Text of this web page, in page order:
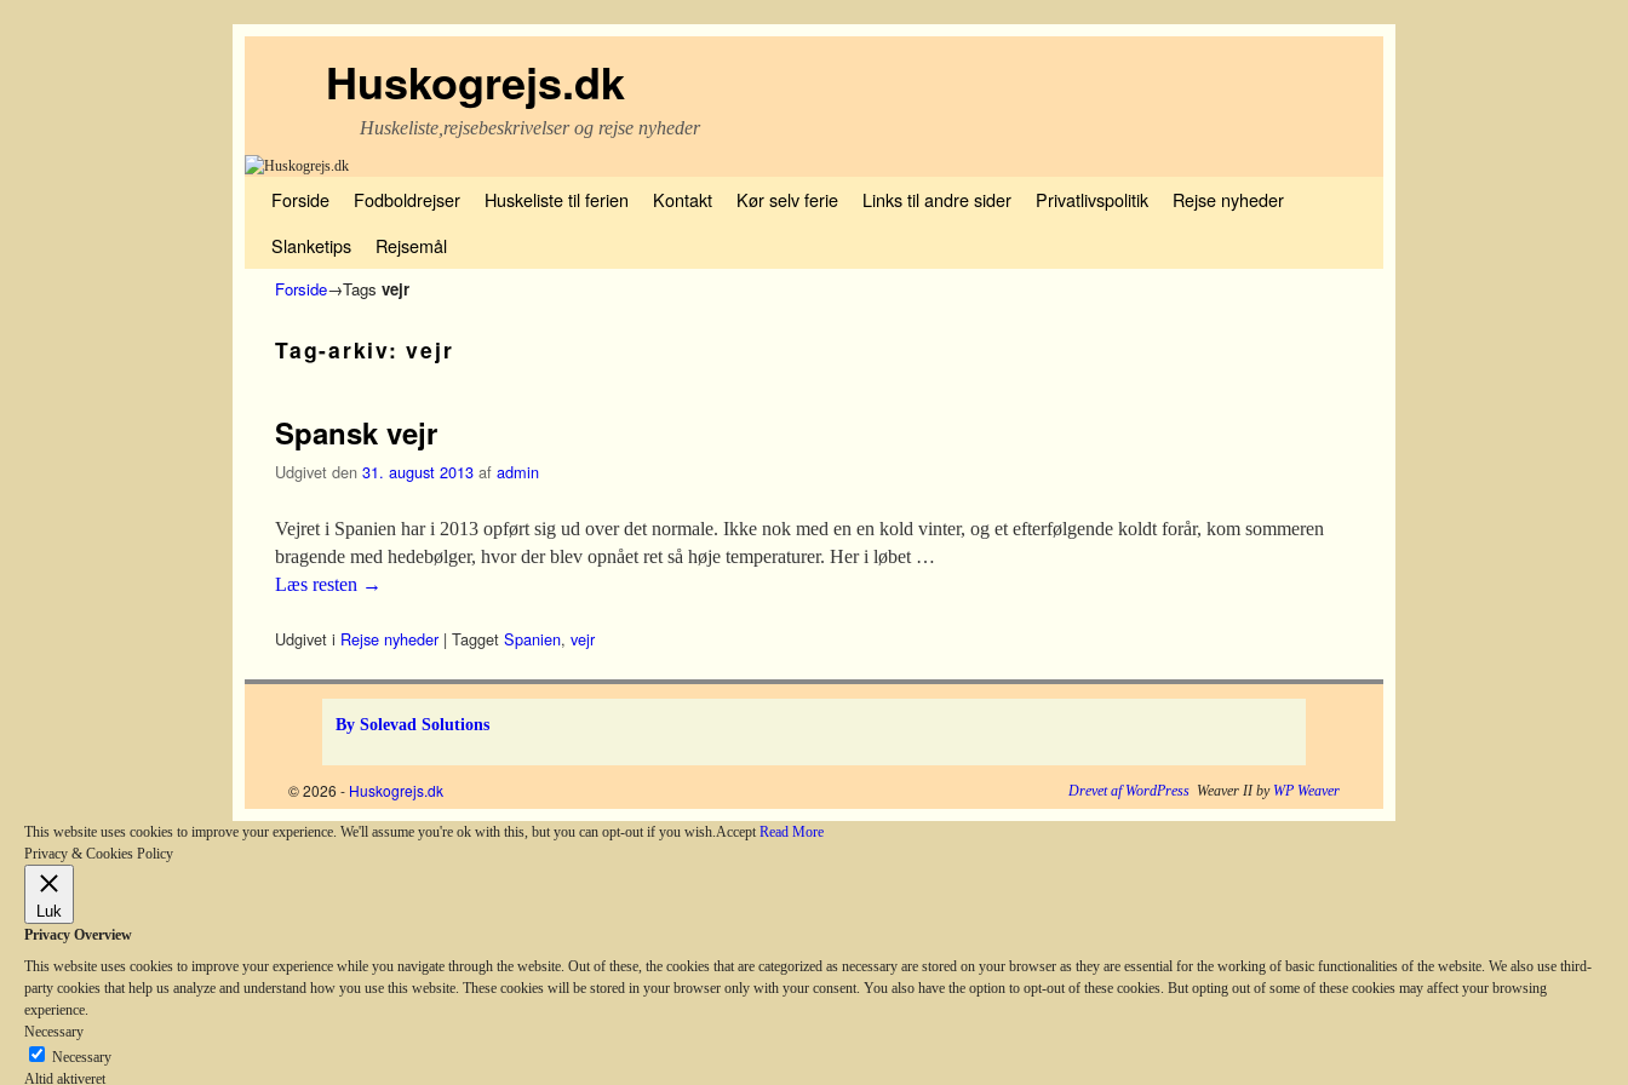
Huskogrejs.dk
Huskeliste,rejsebeskrivelser og rejse nyheder
Forside Fodboldrejser Huskeliste til ferien Kontakt Kør selv ferie Links til andre sider Privatlivspolitik
Rejse nyheder
Slanketips
Rejsemål
Forside→Tags vejr
Tag-arkiv:vejr
Spansk vejr
Udgivet den 31. august 2013 af admin
Vejret i Spanien har i 2013 opført sig ud over det normale. Ikke nok med en en kold vinter, og et efterfølgende koldt forår, kom sommeren
bragende med hedebølger, hvor der blev opnået ret så høje temperaturer. Her i løbet …
Læs resten →
Udgivet i Rejse nyheder | Tagget Spanien, vejr
By Solevad Solutions
© 2026 - Huskogrejs.dk Drevet af WordPress Weaver II by WP Weaver
This website uses cookies to improve your experience. We'll assume you're ok with this, but you can opt-out if you wish. Accept Read More
Privacy & Cookies Policy
Luk
Privacy Overview
This website uses cookies to improve your experience while you navigate through the website. Out of these, the cookies that are categorized as necessary are stored on your browser as they are essential for the working of basic functionalities of the website. We also use third-
party cookies that help us analyze and understand how you use this website. These cookies will be stored in your browser only with your consent. You also have the option to opt-out of these cookies. But opting out of some of these cookies may affect your browsing
experience.
Necessary
Necessary
Altid aktiveret